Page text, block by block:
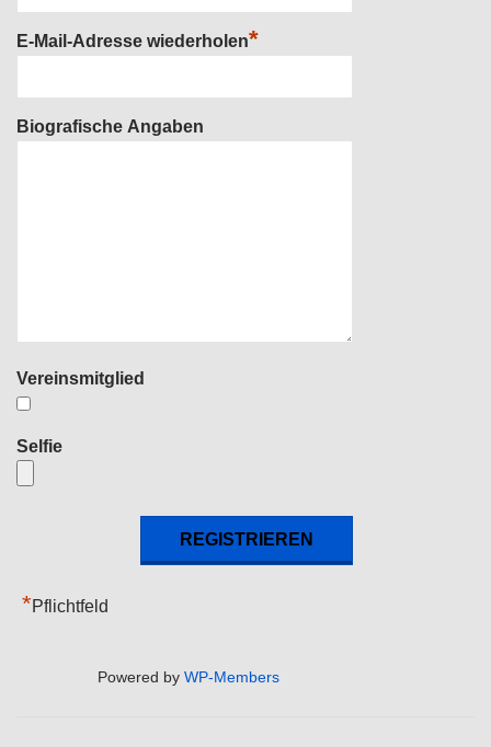
E-Mail-Adresse wiederholen*
Biografische Angaben
Vereinsmitglied
Selfie
*Pflichtfeld
Powered by WP-Members